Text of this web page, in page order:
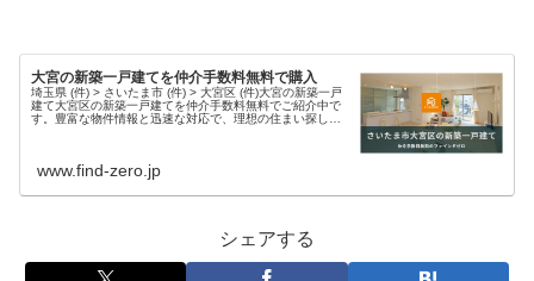
大宮の新築一戸建てを仲介手数料無料で購入
埼玉県 (件) > さいたま市 (件) > 大宮区 (件)大宮の新築一戸
建て大宮区の新築一戸建てを仲介手数料無料でご紹介中で
す。豊富な物件情報と迅速な対応で、理想の住まい探しを
www.find-zero.jp
シェアする